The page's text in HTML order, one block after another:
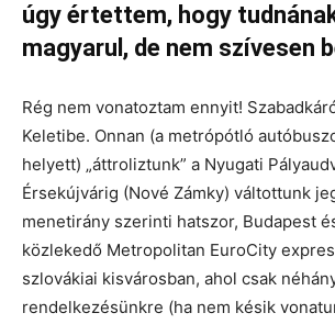
úgy értettem, hogy
magyarul, de nem szívesen
Rég nem vonatoztam ennyit!
Keletibe. Onnan (a metrópótló
helyett) „áttroliztunk” a Nyugati
Érsekújvárig (Nové Zámky) váltottunk
menetirány szerinti hatszor, Budapest
közlekedő Metropolitan EuroCity
szlovákiai kisvárosban, ahol csak
rendelkezésünkre (ha nem késik